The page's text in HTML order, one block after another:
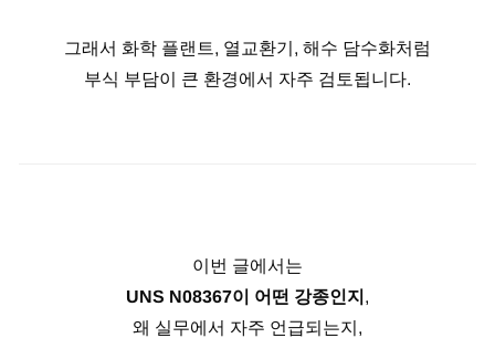
그래서 화학 플랜트, 열교환기, 해수 담수화처럼
부식 부담이 큰 환경에서 자주 검토됩니다.
이번 글에서는
UNS N08367이 어떤 강종인지 ,
왜 실무에서 자주 언급되는지,